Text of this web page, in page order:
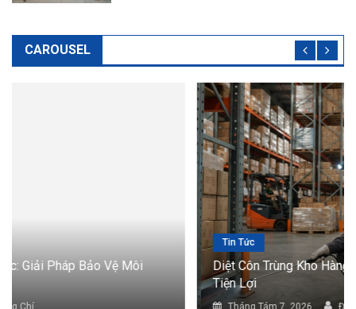
CAROUSEL
Diệt Côn Trùng Kho Hàng: Giải Pháp Bảo Vệ Hàng Hóa